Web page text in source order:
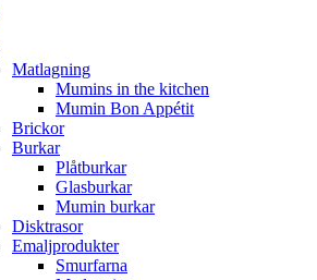
Matlagning
Mumins in the kitchen
Mumin Bon Appétit
Brickor
Burkar
Plåtburkar
Glasburkar
Mumin burkar
Disktrasor
Emaljprodukter
Smurfarna